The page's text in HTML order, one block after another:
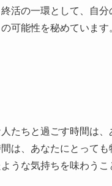
活の一環として、自分
可能性を秘めていま
たちと過ごす時間は、
は、あなたにとって
うな気持ちを味わうこ